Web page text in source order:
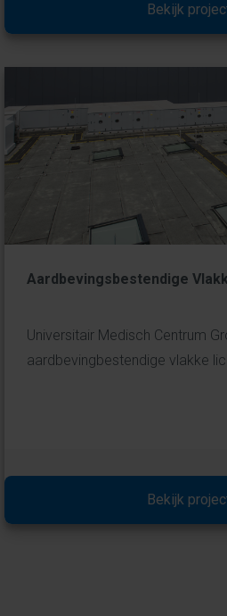
Bekijk
Aardbevingsbestendige
Universitair Medisch Centrum
aardbevingbestendige vlakke
Bekijk